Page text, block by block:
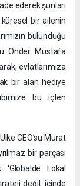
ederek şunları
küresel bir ailenin
bulunduğu
Önder Mustafa
evlatlarımıza
bir alan hediye
bu içten
CEO’su Murat
bir parçası
Lokal
değil; içinde